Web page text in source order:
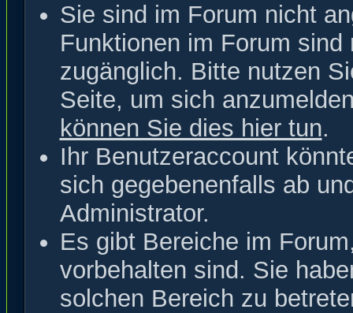
Sie sind im Forum nicht
Funktionen im Forum
zugänglich. Bitte nutzen
Seite, um sich
können Sie dies hier tun.
Ihr Benutzeraccount
sich gegebenenfalls ab
Administrator.
Es gibt Bereiche im
vorbehalten sind. Sie
solchen Bereich zu